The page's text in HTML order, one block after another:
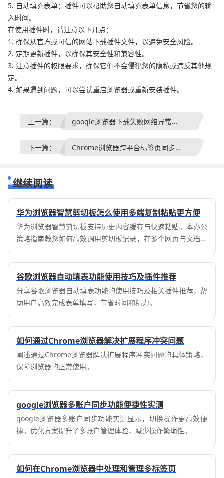
5. 自动填充表单：插件可以帮助您自动填充表单信息，节省您的输
入时间。
在使用插件时，请注意以下几点：
1. 确保从官方或可信的网站下载插件文件，以避免安全风险。
2. 定期更新插件，以确保其安全性和兼容性。
3. 注意插件的权限要求，确保它们不会侵犯您的隐私或违反其他规
定。
4. 如果遇到问题，可以尝试重启浏览器或重新安装插件。
上一篇： google浏览器下载失败网络异常修复技巧
下一篇： Chrome浏览器跨平台标签页同步体验
继续阅读
华为浏览器智慧剪切板怎么使用多端复制粘贴更方便
华为浏览器智慧剪切板支持历史内容缓存与快速粘贴。本办公
策略指南教您如何高效调用剪切板记录，在多个网页与文档间
谷歌浏览器自动填表功能使用技巧及插件推荐
分享谷歌浏览器自动填表功能的使用技巧及相关插件推荐，帮
助用户高效完成表单填写，节省时间和精力。
如何通过Chrome浏览器解决扩展程序冲突问题
阐述通过Chrome浏览器解决扩展程序冲突问题的具体策略，
保障浏览器的正常使用。
google浏览器多账户同步功能便捷性实测
google浏览器多账户同步功能实测显示，切换操作更高效便
捷。优化方案提升了多账户管理体验，减少操作繁琐性。
如何在Chrome浏览器中处理和管理多标签页